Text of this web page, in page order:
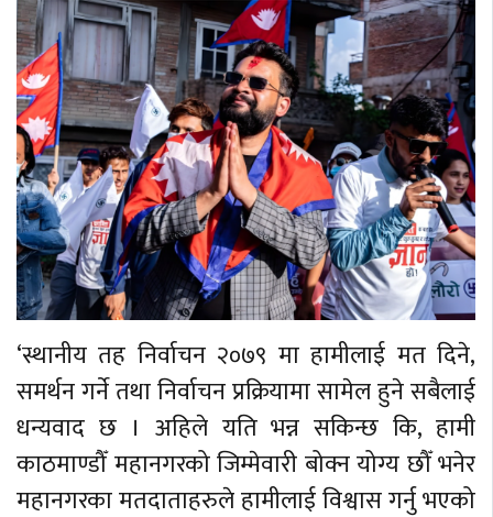
‘स्थानीय तह निर्वाचन २०७९ मा हामीलाई मत दिने,
समर्थन गर्ने तथा निर्वाचन प्रक्रियामा सामेल हुने सबैलाई
धन्यवाद छ । अहिले यति भन्न सकिन्छ कि, हामी
काठमाण्डौँ महानगरको जिम्मेवारी बोक्न योग्य छौँ भनेर
महानगरका मतदाताहरुले हामीलाई विश्वास गर्नु भएको